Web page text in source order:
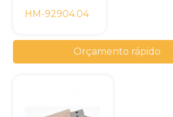
HM-92904.04
Orçamento rápido